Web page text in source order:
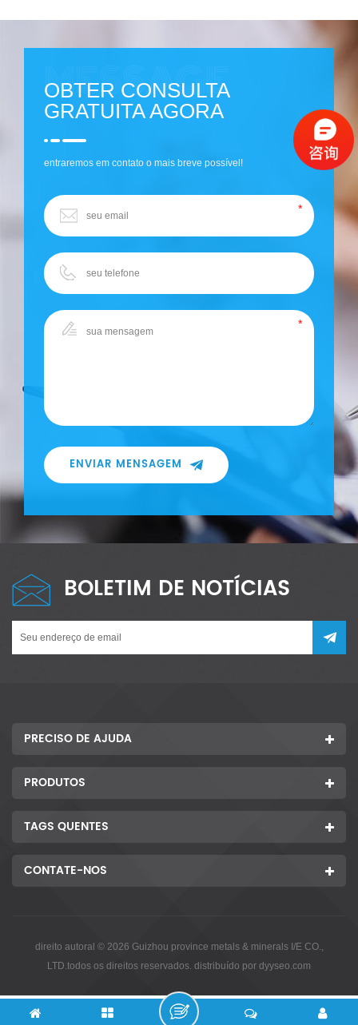
OBTER CONSULTA
GRATUITA AGORA
entraremos em contato o mais breve possível!
ENVIAR MENSAGEM
BOLETIM DE NOTÍCIAS
PRECISO DE AJUDA
PRODUTOS
TAGS QUENTES
CONTATE-NOS
direito autoral © 2026 Guizhou province metals & minerals I/E CO.,
LTD.todos os direitos reservados. distribuído por dyyseo.com